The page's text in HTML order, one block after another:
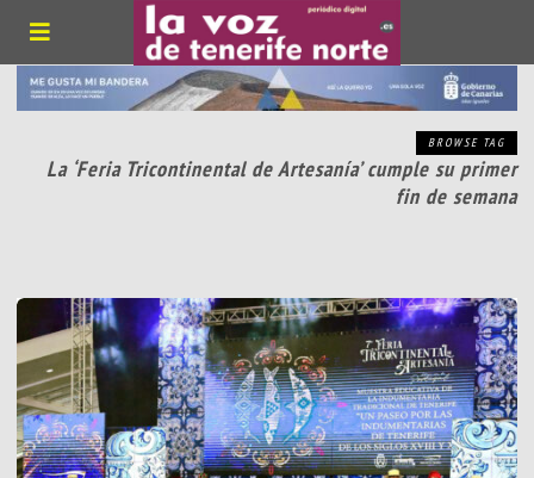
BROWSE TAG
La ‘Feria Tricontinental de Artesanía’ cumple su primer
fin de semana